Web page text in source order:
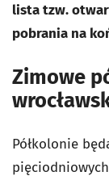
lista tzw.
pobrania na
Zimowe
Półkolonie